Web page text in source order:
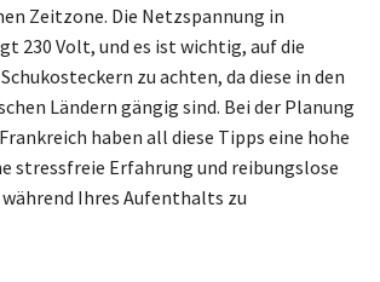
Zeitzone. Die Netzspannung in
230 Volt, und es ist wichtig, auf die
zu achten, da diese in den
Ländern gängig sind. Bei der Planung
haben all diese Tipps eine hohe
stressfreie Erfahrung und reibungslose
Ihres Aufenthalts zu